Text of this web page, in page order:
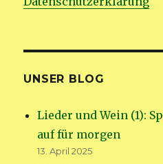
UNSER BLOG
Lieder und Wein (1):
auf für morgen
13. April 2025